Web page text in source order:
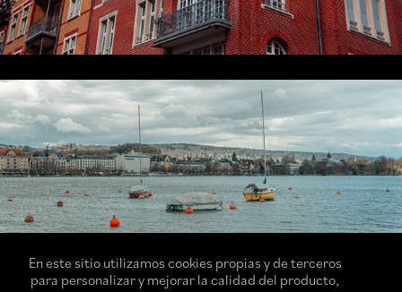
En este sitio utilizamos cookies propias y de terceros
para personalizar y mejorar la calidad del producto,